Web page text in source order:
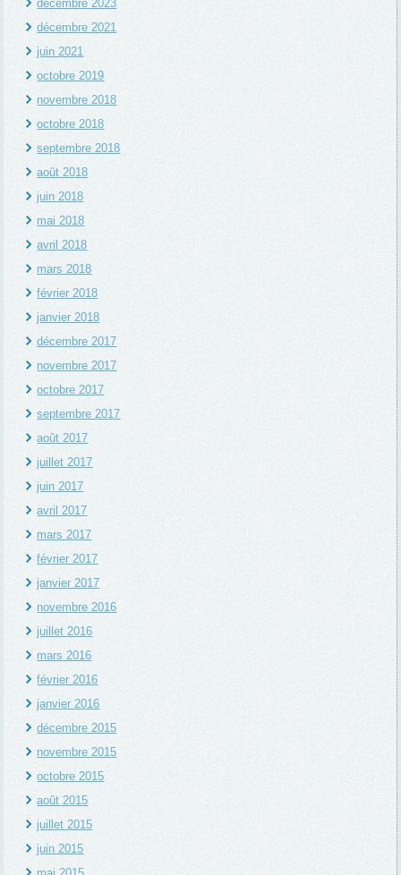
décembre 2023
décembre 2021
juin 2021
octobre 2019
novembre 2018
octobre 2018
septembre 2018
août 2018
juin 2018
mai 2018
avril 2018
mars 2018
février 2018
janvier 2018
décembre 2017
novembre 2017
octobre 2017
septembre 2017
août 2017
juillet 2017
juin 2017
avril 2017
mars 2017
février 2017
janvier 2017
novembre 2016
juillet 2016
mars 2016
février 2016
janvier 2016
décembre 2015
novembre 2015
octobre 2015
août 2015
juillet 2015
juin 2015